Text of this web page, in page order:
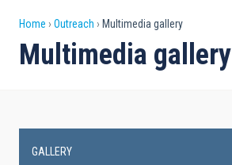
Breadcrumb
Home Outreach Multimedia gallery
Multimedia gallery
GALLERY